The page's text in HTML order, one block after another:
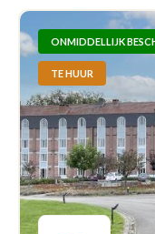
ONMIDDELLIJK
TE HUUR